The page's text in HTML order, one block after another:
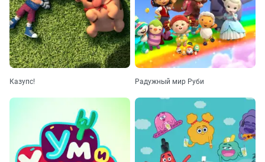
Казупс! Радужный мир Руби